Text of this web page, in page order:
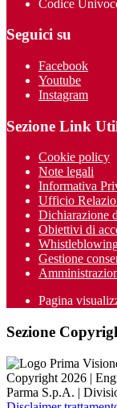
Codice
Seguici su
Facebook
Youtube
Instagram
Sezione Link
Cookie policy
Note legali
Informativa
Ufficio
Dichiarazione
Obiettivi di
Gestione
Pagina
Sezione
Copyright 2026 |
Parma S.p.A. |